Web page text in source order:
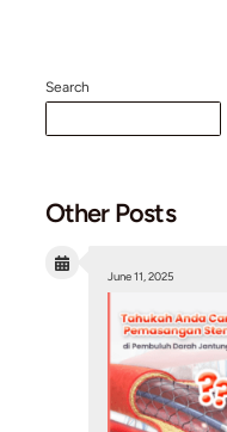
Mitos atau
Penyakit
July 6, 2026/Blog